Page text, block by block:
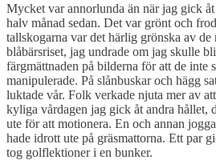
Mycket var annorlunda än när jag gick
halv månad sedan. Det var grönt och
tallskogarna var det härlig grönska av de
blåbärsriset, jag undrade om jag skulle
färgmättnaden på bilderna för att de inte
manipulerade. På slånbuskar och hägg
luktade vår. Folk verkade njuta mer av
kyliga vårdagen jag gick åt andra hållet,
ute för att motionera. En och annan
hade idrott ute på gräsmattorna. Ett par
tog golflektioner i en bunker.